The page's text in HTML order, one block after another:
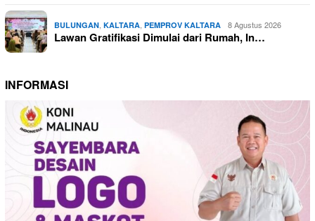
BULUNGAN KALTARA PEMPROV KALTARA 8 Agustus 2026
Lawan Gratifikasi Dimulai dari Rumah, In…
INFORMASI